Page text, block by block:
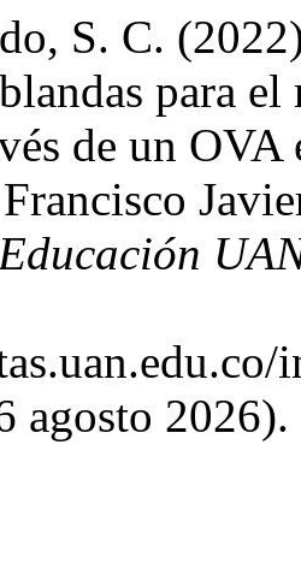
S. C.
para
de un
agosto 2026).